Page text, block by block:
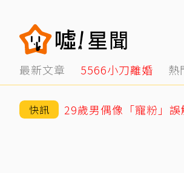
最新文章 5566小刀離婚 熱
快訊 29歲男偶像「寵粉」